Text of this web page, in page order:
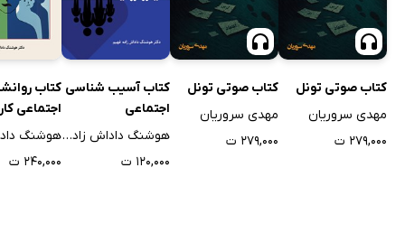
کتاب صوتی تونل
مهدی سروریان
۲۷۹,۰۰۰ ت
کتاب صوتی تونل
مهدی سروریان
۲۷۹,۰۰۰ ت
کتاب آسیب شناسی
اجتماعی
هوشنگ داداش زاده فهیم
۱۲۰,۰۰۰ ت
کتاب
اجتماعی
۲۴۰,۰۰۰ ت